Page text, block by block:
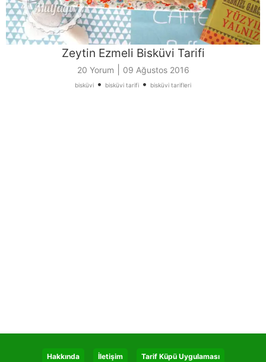
Zeytin Ezmeli Bisküvi Tarifi
20 Yorum 09 Ağustos 2016
bisküvi • bisküvi tarifi • bisküvi tarifleri
Hakkında İletişim Tarif Küpü Uygulaması